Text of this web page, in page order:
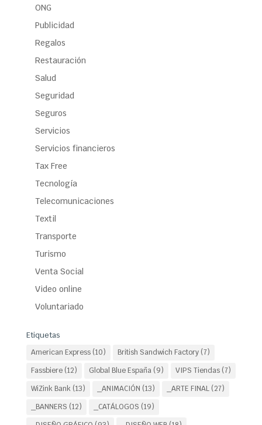
ONG
Publicidad
Regalos
Restauración
Salud
Seguridad
Seguros
Servicios
Servicios financieros
Tax Free
Tecnología
Telecomunicaciones
Textil
Transporte
Turismo
Venta Social
Video online
Voluntariado
Etiquetas
American Express(10) British Sandwich Factory(7)
Fassbiere(12) Global Blue España(9) VIPS Tiendas(7)
WiZink Bank(13) _ANIMACIÓN (13) _ARTE FINAL(27)
_BANNERS (12) _CATÁLOGOS (19)